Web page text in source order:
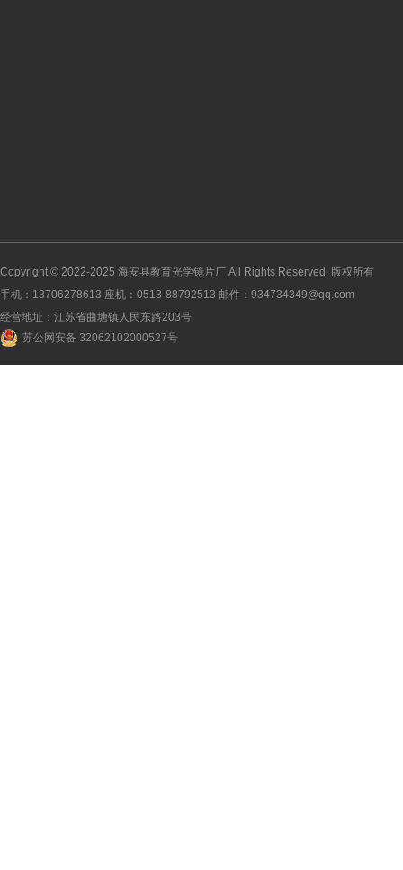
Copyright © 2022-2025 海安县教育光学镜片厂 All Rights Reserved. 版权所有
手机：13706278613 座机：0513-88792513 邮件：934734349@qq.com
经营地址：江苏省曲塘镇人民东路203号
苏公网安备 32062102000527号